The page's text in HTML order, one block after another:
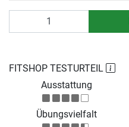
FITSHOP TESTURTEIL
Ausstattung
Übungsvielfalt